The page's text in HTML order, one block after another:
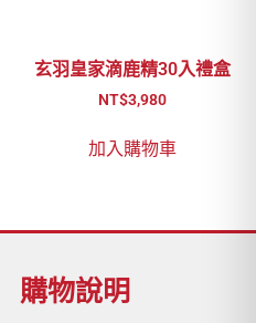
玄羽皇家滴鹿精30入禮盒
NT$3,980
加入購物車
購物說明